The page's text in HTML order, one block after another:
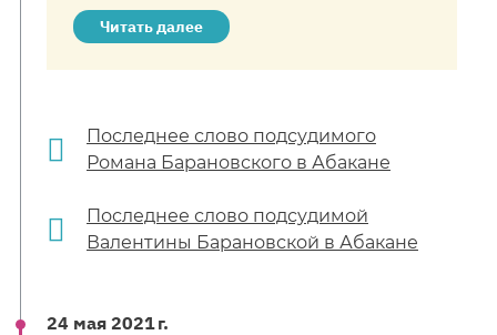
Читать далее
Последнее слово подсудимого
Романа Барановского в Абакане
Последнее слово подсудимой
Валентины Барановской в Абакане
24 мая 2021 г.